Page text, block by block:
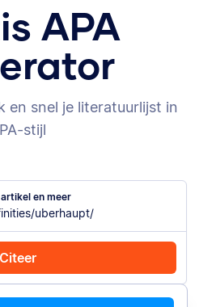
APA
en snel je literatuurlijst in
stijl
en meer
Citeer
met Chrome Citeer handmatig